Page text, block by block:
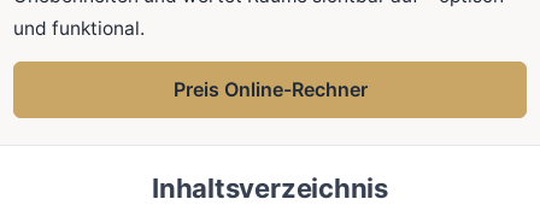
und funktional.
Preis Online-Rechner
Inhaltsverzeichnis